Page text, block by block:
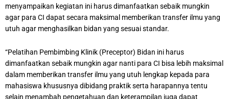
menyampaikan kegiatan ini harus dimanfaatkan sebaik mungkin
agar para CI dapat secara maksimal memberikan transfer ilmu yang
utuh agar menghasilkan bidan yang sesuai standar.
“Pelatihan Pembimbing Klinik (Preceptor) Bidan ini harus
dimanfaatkan sebaik mungkin agar nanti para CI bisa lebih maksimal
dalam memberikan transfer ilmu yang utuh lengkap kepada para
mahasiswa khususnya dibidang praktik serta harapannya tentu
selain menambah pengetahuan dan keterampilan juga dapat